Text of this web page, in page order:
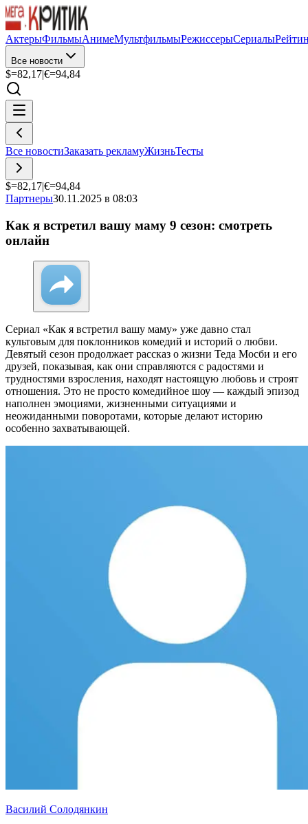
АктерыФильмыАнимеМультфильмыРежиссерыСериалы
Все новости
$=82,17|€=94,84
Все новостиЗаказать рекламуЖизньТесты
$=82,17|€=94,84
Партнеры30.11.2025 в 08:03
Как я встретил вашу маму 9 сезон: смотреть
онлайн
Сериал «Как я встретил вашу маму» уже давно стал
культовым для поклонников комедий и историй о любви.
Девятый сезон продолжает рассказ о жизни Теда Мосби и его
друзей, показывая, как они справляются с радостями и
трудностями взросления, находят настоящую любовь и строят
отношения. Это не просто комедийное шоу — каждый эпизод
наполнен эмоциями, жизненными ситуациями и
неожиданными поворотами, которые делают историю
особенно захватывающей.
Василий Солодянкин